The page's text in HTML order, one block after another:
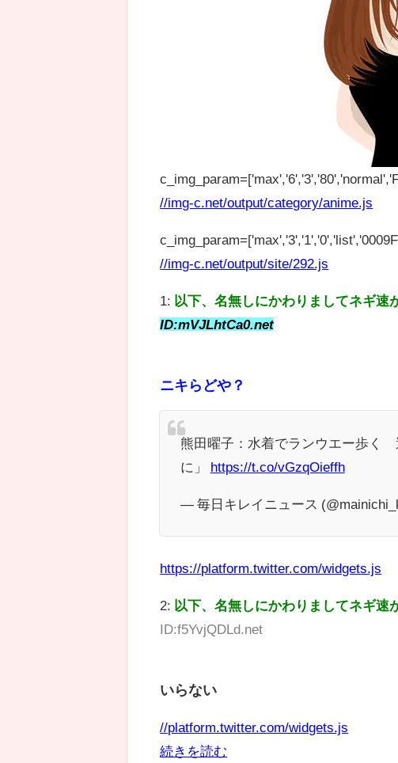
//img-c.net/output/category/anime.js
//img-c.net/output/site/292.js
1: 以下、名無しにかわりましてネギ速
ID:mVJLhtCa0.net
ニキらどや？
熊田曜子：水着でランウエー歩く
に」 https://t.co/vGzqOieffh
— 毎日キレイニュース
https://platform.twitter.com/widgets.js
2: 以下、名無しにかわりましてネギ速
ID:f5YvjQDLd.net
いらない
//platform.twitter.com/widgets.js
続きを読む